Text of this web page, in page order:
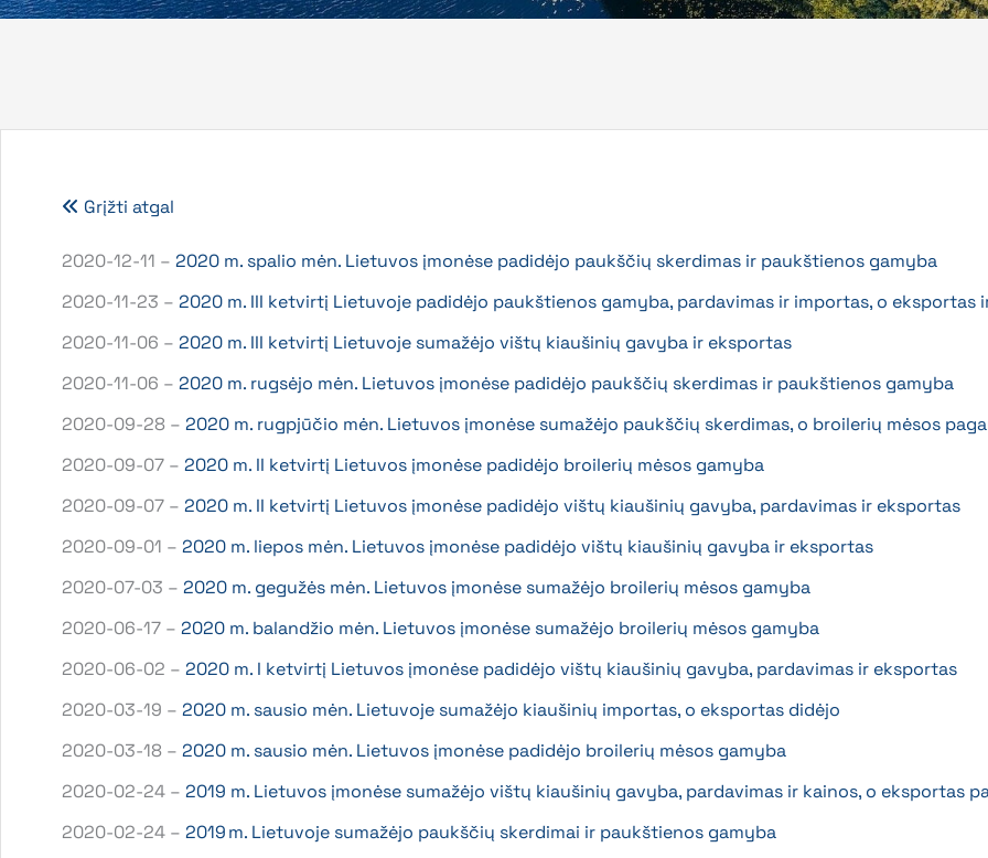
Grįžti atgal
2020-12-11 – 2020 m. spalio mėn. Lietuvos įmonėse padidėjo paukščių skerdimas ir paukštienos gamyba
2020-11-23 – 2020 m. III ketvirtį Lietuvoje padidėjo paukštienos gamyba, pardavimas ir importas, o eksportas
2020-11-06 – 2020 m. III ketvirtį Lietuvoje sumažėjo vištų kiaušinių gavyba ir eksportas
2020-11-06 – 2020 m. rugsėjo mėn. Lietuvos įmonėse padidėjo paukščių skerdimas ir paukštienos gamyba
2020-09-28 – 2020 m. rugpjūčio mėn. Lietuvos įmonėse sumažėjo paukščių skerdimas, o broilerių mėsos
2020-09-07 – 2020 m. II ketvirtį Lietuvos įmonėse padidėjo broilerių mėsos gamyba
2020-09-07 – 2020 m. II ketvirtį Lietuvos įmonėse padidėjo vištų kiaušinių gavyba, pardavimas ir eksportas
2020-09-01 – 2020 m. liepos mėn. Lietuvos įmonėse padidėjo vištų kiaušinių gavyba ir eksportas
2020-07-03 – 2020 m. gegužės mėn. Lietuvos įmonėse sumažėjo broilerių mėsos gamyba
2020-06-17 – 2020 m. balandžio mėn. Lietuvos įmonėse sumažėjo broilerių mėsos gamyba
2020-06-02 – 2020 m. I ketvirtį Lietuvos įmonėse padidėjo vištų kiaušinių gavyba, pardavimas ir eksportas
2020-03-19 – 2020 m. sausio mėn. Lietuvoje sumažėjo kiaušinių importas, o eksportas didėjo
2020-03-18 – 2020 m. sausio mėn. Lietuvos įmonėse padidėjo broilerių mėsos gamyba
2020-02-24 – 2019 m. Lietuvos įmonėse sumažėjo vištų kiaušinių gavyba, pardavimas ir kainos, o eksportas
2020-02-24 – 2019 m. Lietuvoje sumažėjo paukščių skerdimai ir paukštienos gamyba